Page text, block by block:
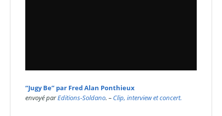
“Jugy Be” par Fred Alan Ponthieux
envoyé parEditions-Soldano. – Clip, interview et concert.